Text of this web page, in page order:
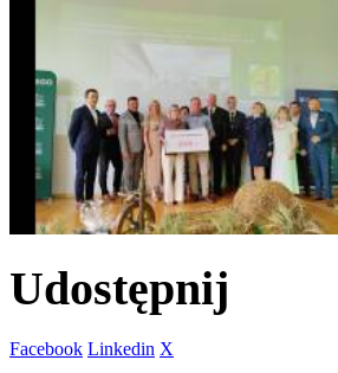
Udostępnij
Facebook Linkedin X